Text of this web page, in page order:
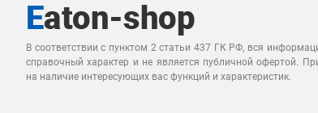
В соответствии с пунктом 2 статьи 437 ГК РФ, вся
справочный характер и не является публичной офертой.
на наличие интересующих вас функций и характеристик.